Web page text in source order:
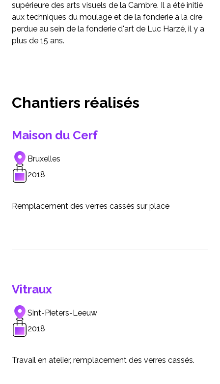
supérieure des arts visuels de la Cambre. Il a été initié
aux techniques du moulage et de la fonderie à la cire
perdue au sein de la fonderie d'art de Luc Harzé, il y a
plus de 15 ans.
Chantiers réalisés
Maison du Cerf
Bruxelles
2018
Remplacement des verres cassés sur place
Vitraux
Sint-Pieters-Leeuw
2018
Travail en atelier, remplacement des verres cassés.